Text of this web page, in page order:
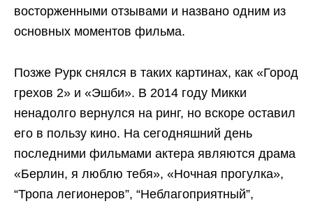
восторженными отзывами и названо одним из
основных моментов фильма.
Позже Рурк снялся в таких картинах, как «Город
грехов 2» и «Эшби». В 2014 году Микки
ненадолго вернулся на ринг, но вскоре оставил
его в пользу кино. На сегодняшний день
последними фильмами актера являются драма
«Берлин, я люблю тебя», «Ночная прогулка»,
“Тропа легионеров”, “Неблагоприятный”,